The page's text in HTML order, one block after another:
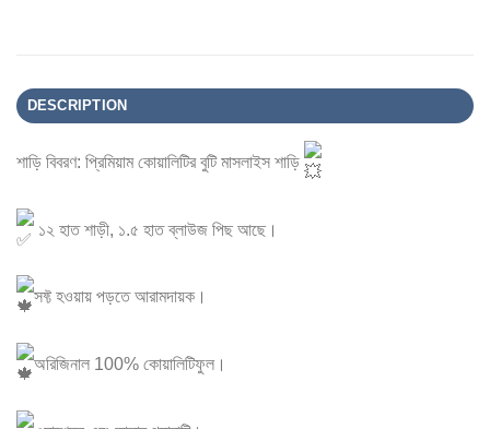
DESCRIPTION
শাড়ি বিবরণ: প্রিমিয়াম কোয়ালিটির বুটি মাসলাইস শাড়ি
১২ হাত শাড়ী, ১.৫ হাত ব্লাউজ পিছ আছে।
সফ্ট হওয়ায় পড়তে আরামদায়ক।
অরিজিনাল 100% কোয়ালিটিফুল।